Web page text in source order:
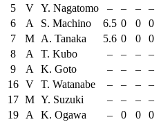
5
V Y. Nagatomo – – – –
6
A S. Machino 6.5 0 0 0
7
M A. Tanaka 5.6 0 0 0
8
A T. Kubo – – – –
9
A K. Goto – – – –
16 V T. Watanabe – – – –
17 M Y. Suzuki – – – –
19
A K. Ogawa – 0 0 0